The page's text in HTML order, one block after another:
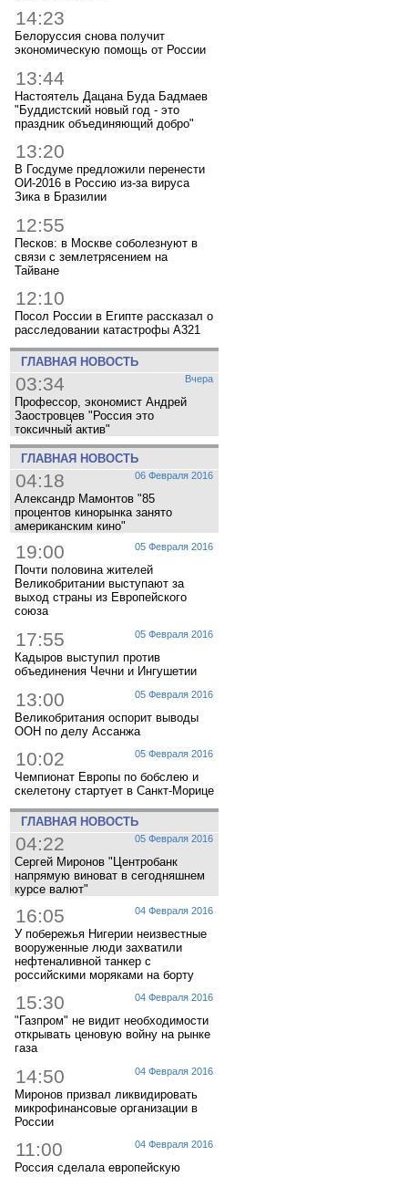
14:23
Белоруссия снова получит
экономическую помощь от России
13:44
Настоятель Дацана Буда Бадмаев
"Буддистский новый год - это
праздник объединяющий добро"
13:20
В Госдуме предложили перенести
ОИ-2016 в Россию из-за вируса
Зика в Бразилии
12:55
Песков: в Москве соболезнуют в
связи с землетрясением на
Тайване
12:10
Посол России в Египте рассказал о
расследовании катастрофы A321
ГЛАВНАЯ НОВОСТЬ
Вчера
03:34
Профессор, экономист Андрей
Заостровцев "Россия это
токсичный актив"
ГЛАВНАЯ НОВОСТЬ
06 Февраля 2016
04:18
Александр Мамонтов "85
процентов кинорынка занято
американским кино"
05 Февраля 2016
19:00
Почти половина жителей
Великобритании выступают за
выход страны из Европейского
союза
05 Февраля 2016
17:55
Кадыров выступил против
объединения Чечни и Ингушетии
05 Февраля 2016
13:00
Великобритания оспорит выводы
ООН по делу Ассанжа
05 Февраля 2016
10:02
Чемпионат Европы по бобслею и
скелетону стартует в Санкт-Морице
ГЛАВНАЯ НОВОСТЬ
05 Февраля 2016
04:22
Сергей Миронов "Центробанк
напрямую виноват в сегодняшнем
курсе валют"
04 Февраля 2016
16:05
У побережья Нигерии неизвестные
вооруженные люди захватили
нефтеналивной танкер с
российскими моряками на борту
04 Февраля 2016
15:30
"Газпром" не видит необходимости
открывать ценовую войну на рынке
газа
04 Февраля 2016
14:50
Миронов призвал ликвидировать
микрофинансовые организации в
России
04 Февраля 2016
11:00
Россия сделала европейскую